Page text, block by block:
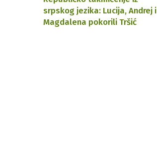
srpskog jezika: Lucija, Andrej i
Magdalena pokorili Tršić